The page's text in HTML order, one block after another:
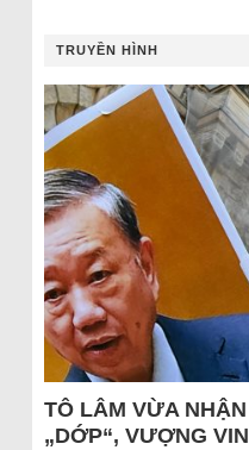
TRUYỀN HÌNH
TÔ LÂM VỪA
„DỚP“, VƯỢNG